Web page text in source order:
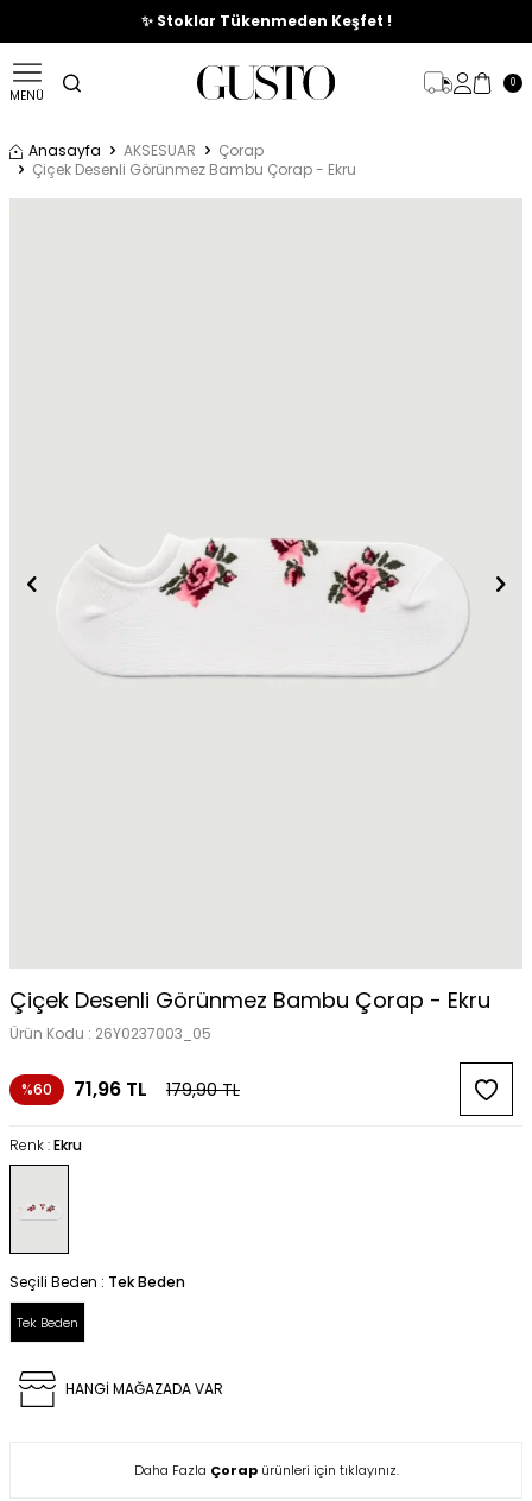
🎉%70'e Varan Büyük Yaz İndirim Başladı !
✨ Stoklar Tükenmeden Keşfet !
MENÜ
0
Anasayfa AKSESUAR
Çorap
Çiçek Desenli Görünmez Bambu Çorap - Ekru
Çiçek Desenli Görünmez Bambu Çorap - Ekru
Ürün Kodu : 26Y0237003_05
%60 71,96 TL 179,90TL
Renk :Ekru
Seçili Beden : Tek Beden
Tek Beden
HANGİ MAĞAZADA VAR
Daha Fazla Çorapürünleri için tıklayınız.